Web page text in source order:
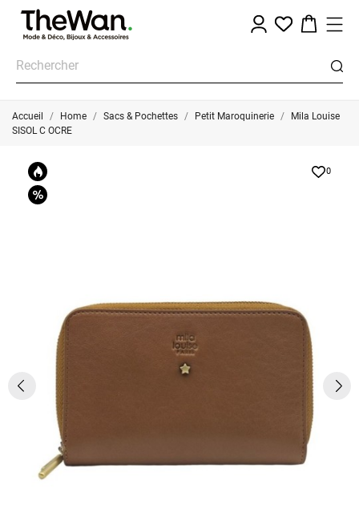
Accueil Home Sacs & Pochettes Petit Maroquinerie
Mila Louise
SISOL C OCRE
0